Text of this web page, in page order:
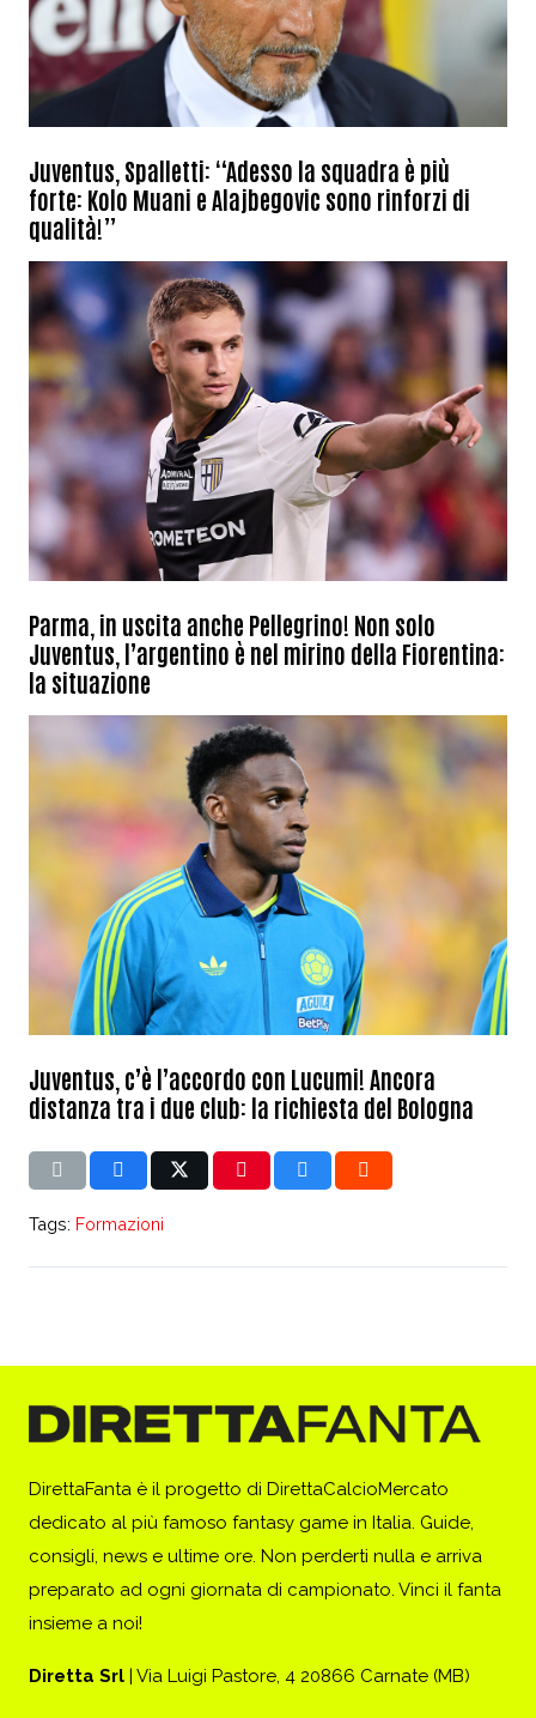
Juventus, Spalletti: “Adesso la squadra è più
forte: Kolo Muani e Alajbegovic sono rinforzi di
qualità!”
Parma, in uscita anche Pellegrino! Non solo
Juventus, l’argentino è nel mirino della Fiorentina:
la situazione
Juventus, c’è l’accordo con Lucumi! Ancora
distanza tra i due club: la richiesta del Bologna
Tags: Formazioni
DirettaFanta è il progetto di DirettaCalcioMercato
dedicato al più famoso fantasy game in Italia. Guide,
consigli, news e ultime ore. Non perderti nulla e arriva
preparato ad ogni giornata di campionato. Vinci il fanta
insieme a noi!
Diretta Srl | Via Luigi Pastore, 4 20866 Carnate (MB)